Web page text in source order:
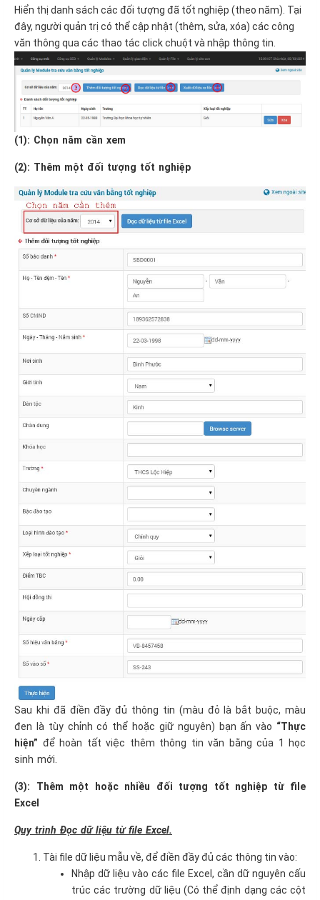
Hiển thị danh sách các đối tượng đã tốt nghiệp (theo năm). Tại
đây, người quản trị có thể cập nhật (thêm, sửa, xóa) các công
văn thông qua các thao tác click chuột và nhập thông tin.
(1): Chọn năm cần xem
(2): Thêm một đối tượng tốt nghiệp
Sau khi đã điền đầy đủ thông tin (màu đỏ là bắt buộc, màu
đen là tùy chỉnh có thể hoặc giữ nguyên) bạn ấn vào “Thực
hiện” để hoàn tất việc thêm thông tin văn bằng của 1 học
sinh mới.
(3): Thêm một hoặc nhiều đối tượng tốt nghiệp từ file
Excel
Quy trình Đọc dữ liệu từ file Excel.
Tài file dữ liệu mẫu về, để điền đầy đủ các thông tin vào:
Nhập dữ liệu vào các file Excel, cần dữ nguyên cấu
trúc các trường dữ liệu (Có thể định dạng các cột